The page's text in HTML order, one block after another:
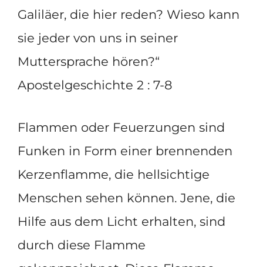
Galiläer, die hier reden? Wieso kann
sie jeder von uns in seiner
Muttersprache hören?“
Apostelgeschichte 2 : 7-8
Flammen oder Feuerzungen sind
Funken in Form einer brennenden
Kerzenflamme, die hellsichtige
Menschen sehen können. Jene, die
Hilfe aus dem Licht erhalten, sind
durch diese Flamme